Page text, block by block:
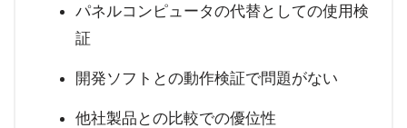
パネルコンピュータの代替としての使用検
証
開発ソフトとの動作検証で問題がない
他社製品との比較での優位性